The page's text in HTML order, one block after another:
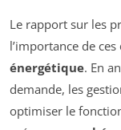
Le rapport sur les
l’importance de
énergétique. En
demande, les
optimiser le